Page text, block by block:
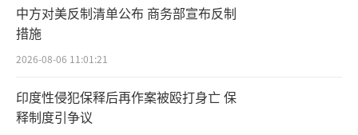
中方对美反制清单公布 商务部宣布反制
措施
2026-08-06 11:01:21
印度性侵犯保释后再作案被殴打身亡 保
释制度引争议